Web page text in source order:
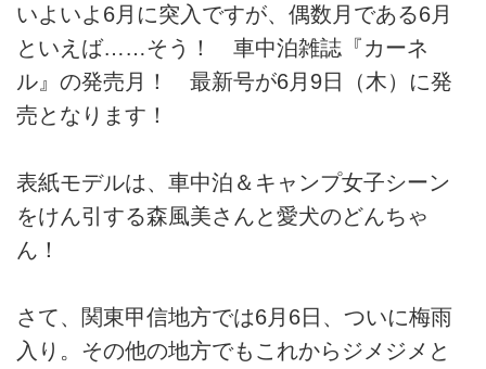
いよいよ6月に突入ですが、偶数月である6月
といえば……そう！ 車中泊雑誌『カーネ
ル』の発売月！ 最新号が6月9日（木）に発
売となります！
表紙モデルは、車中泊＆キャンプ女子シーン
をけん引する森風美さんと愛犬のどんちゃ
ん！
さて、関東甲信地方では6月6日、ついに梅雨
入り。その他の地方でもこれからジメジメと